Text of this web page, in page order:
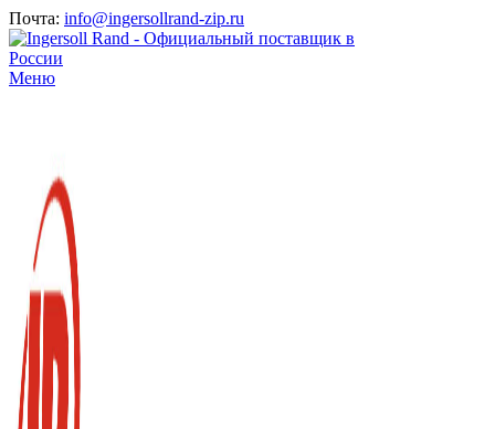
Почта: info@ingersollrand-zip.ru
Меню